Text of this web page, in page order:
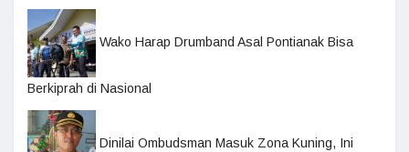
Wako Harap Drumband Asal Pontianak Bisa
Berkiprah di Nasional
Dinilai Ombudsman Masuk Zona Kuning, Ini